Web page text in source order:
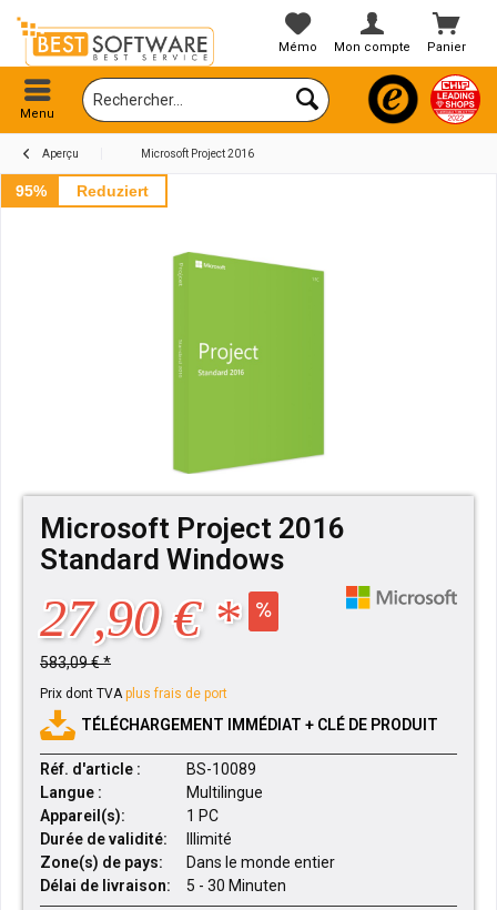
Panier
Mémo Mon compte
Menu
Aperçu Microsoft Project 2016
95% Reduziert
Microsoft Project 2016
Standard Windows
27,90 € *
583,09 € *
Prix dont TVAplus frais de port
TÉLÉCHARGEMENT IMMÉDIAT + CLÉ DE PRODUIT
Réf. d'article :
BS-10089
Langue :
Multilingue
Appareil(s):
1 PC
Durée de validité:
Illimité
Zone(s) de pays:
Dans le monde entier
Délai de livraison:
5 - 30 Minuten